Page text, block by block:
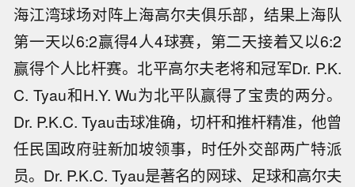
海江湾球场对阵上海高尔夫俱乐部，结果上海队
第一天以6:2赢得4人4球赛，第二天接着又以6:2
赢得个人比杆赛。北平高尔夫老将和冠军Dr. P.K.
C. Tyau和H.Y. Wu为北平队赢得了宝贵的两分。
Dr. P.K.C. Tyau击球准确，切杆和推杆精准，他曾
任民国政府驻新加坡领事，时任外交部两广特派
员。Dr. P.K.C. Tyau是著名的网球、足球和高尔夫